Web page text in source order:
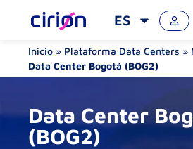
ES
Inicio » Plataforma Data Centers »
Data Center Bogotá (BOG2)
Data Center
(BOG2)